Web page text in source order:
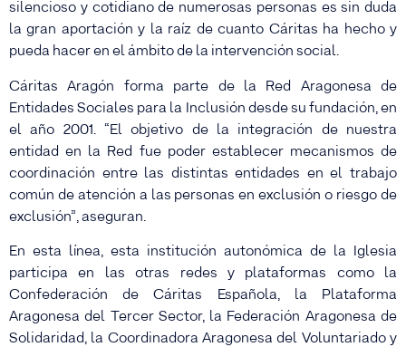
silencioso y cotidiano de numerosas personas es sin duda
la gran aportación y la raíz de cuanto Cáritas ha hecho y
pueda hacer en el ámbito de la intervención social.
Cáritas Aragón forma parte de la Red Aragonesa de
Entidades Sociales para la Inclusión desde su fundación, en
el año 2001. “El objetivo de la integración de nuestra
entidad en la Red fue poder establecer mecanismos de
coordinación entre las distintas entidades en el trabajo
común de atención a las personas en exclusión o riesgo de
exclusión”, aseguran.
En esta línea, esta institución autonómica de la Iglesia
participa en las otras redes y plataformas como la
Confederación de Cáritas Española, la Plataforma
Aragonesa del Tercer Sector, la Federación Aragonesa de
Solidaridad, la Coordinadora Aragonesa del Voluntariado y